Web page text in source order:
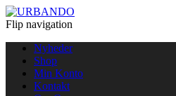
Flip navigation
Nyheder
Shop
Min Konto
Kontakt